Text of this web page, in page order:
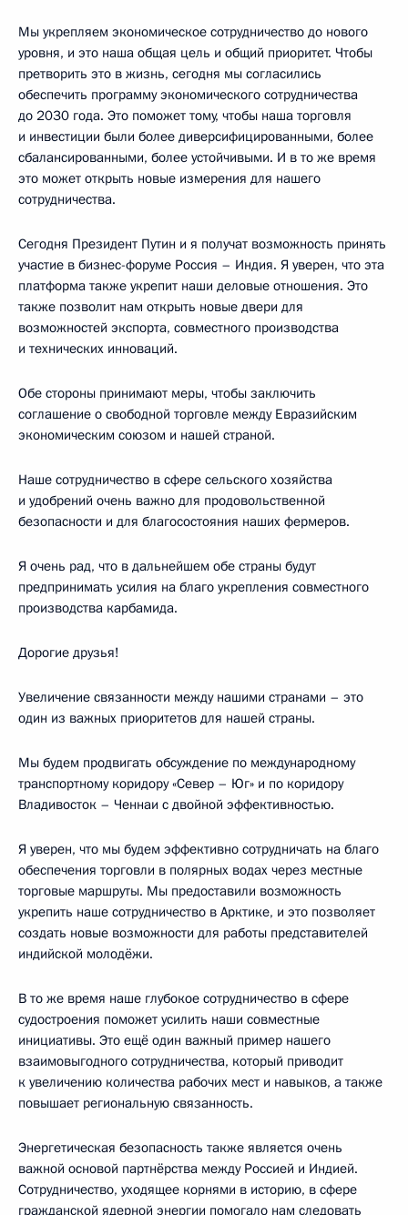
Мы укрепляем экономическое сотрудничество до нового
уровня, и это наша общая цель и общий приоритет. Чтобы
претворить это в жизнь, сегодня мы согласились
обеспечить программу экономического сотрудничества
до 2030 года. Это поможет тому, чтобы наша торговля
и инвестиции были более диверсифицированными, более
сбалансированными, более устойчивыми. И в то же время
это может открыть новые измерения для нашего
сотрудничества.
Сегодня Президент Путин и я получат возможность принять
участие в бизнес-форуме Россия – Индия. Я уверен, что эта
платформа также укрепит наши деловые отношения. Это
также позволит нам открыть новые двери для
возможностей экспорта, совместного производства
и технических инноваций.
Обе стороны принимают меры, чтобы заключить
соглашение о свободной торговле между Евразийским
экономическим союзом и нашей страной.
Наше сотрудничество в сфере сельского хозяйства
и удобрений очень важно для продовольственной
безопасности и для благосостояния наших фермеров.
Я очень рад, что в дальнейшем обе страны будут
предпринимать усилия на благо укрепления совместного
производства карбамида.
Дорогие друзья!
Увеличение связанности между нашими странами – это
один из важных приоритетов для нашей страны.
Мы будем продвигать обсуждение по международному
транспортному коридору «Север – Юг» и по коридору
Владивосток – Ченнаи с двойной эффективностью.
Я уверен, что мы будем эффективно сотрудничать на благо
обеспечения торговли в полярных водах через местные
торговые маршруты. Мы предоставили возможность
укрепить наше сотрудничество в Арктике, и это позволяет
создать новые возможности для работы представителей
индийской молодёжи.
В то же время наше глубокое сотрудничество в сфере
судостроения поможет усилить наши совместные
инициативы. Это ещё один важный пример нашего
взаимовыгодного сотрудничества, который приводит
к увеличению количества рабочих мест и навыков, а также
повышает региональную связанность.
Энергетическая безопасность также является очень
важной основой партнёрства между Россией и Индией.
Сотрудничество, уходящее корнями в историю, в сфере
гражданской ядерной энергии помогало нам следовать